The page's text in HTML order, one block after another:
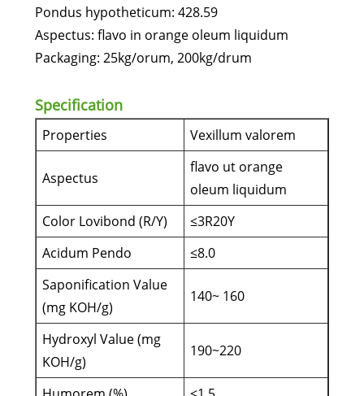
Pondus hypotheticum: 428.59
Aspectus: flavo in orange oleum liquidum
Packaging: 25kg/orum, 200kg/drum
Specification
Properties Vexillum valorem
Aspectus
flavo ut orange
oleum liquidum
Color Lovibond (R/Y)
≤3R20Y
Acidum Pendo
≤8.0
Saponification Value
(mg KOH/g)
140~ 160
Hydroxyl Value (mg
KOH/g)
190~220